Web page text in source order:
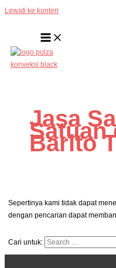
Lewati ke konten
Jasa
Satuan
Barito
Sepertinya kami tidak dapat
dengan pencarian dapat
Cari untuk: